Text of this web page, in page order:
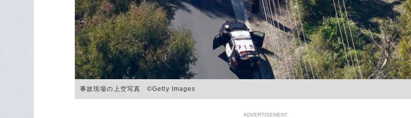
事故現場の上空写真 ©︎Getty Images
ADVERTISEMENT